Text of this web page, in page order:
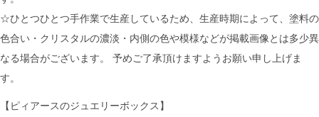
☆ひとつひとつ手作業で生産しているため、生産時期によって、塗料の
色合い・クリスタルの濃淡・内側の色や模様などが掲載画像とは多少異
なる場合がございます。 予めご了承頂けますようお願い申し上げま
す。
【ピィアースのジュエリーボックス】